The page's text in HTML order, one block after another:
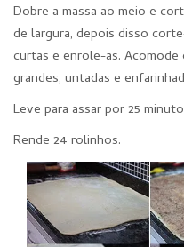
Dobre a massa ao meio e
de largura, depois disso
curtas e enrole-as.
grandes, untadas e
Leve para assar por 25
Rende 24 rolinhos.